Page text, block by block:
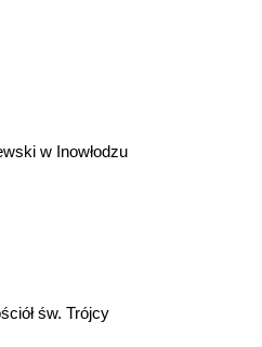
w Inowłodzu
św. Trójcy